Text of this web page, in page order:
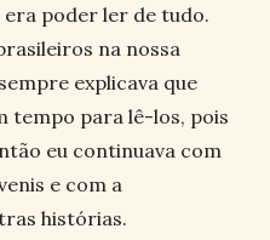
poder ler de tudo.
na nossa
explicava que
tempo para lê-los, pois
eu continuava com
e com a
histórias.